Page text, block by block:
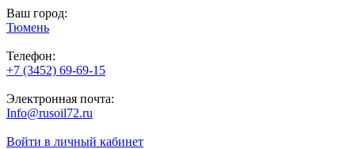
Ваш город:
Тюмень
Телефон:
+7 (3452) 69-69-15
Электронная почта:
Info@rusoil72.ru
Войти в личный кабинет